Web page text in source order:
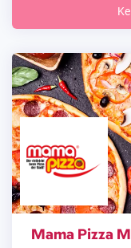
Mama Pizza